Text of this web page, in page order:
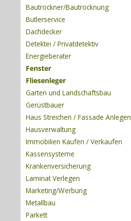
Bautrockner/Bautrocknung
Butlerservice
Dachdecker
Detektei / Privatdetektiv
Energieberater
Fenster
Fliesenleger
Garten und Landschaftsbau
Gerüstbauer
Haus Streichen / Fassade Anlegen
Hausverwaltung
Immobilien Kaufen / Verkaufen
Kassensysteme
Krankenversicherung
Laminat Verlegen
Marketing/Werbung
Metallbau
Parkett